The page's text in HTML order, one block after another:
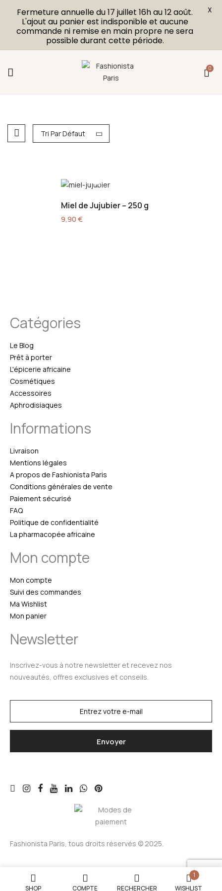
0
SHOP COMPTE RECHERCHER
1
WISHLIST
Tri Par Défaut
Miel de Jujubier – 250 g
9,90€
Catégories
Le Blog
Prêt à porter
L'épicerie africaine
Cosmétiques
Accessoires
Aphrodisiaques
Informations
Livraison
Mentions légales
A propos de Fashionista Paris
Conditions générales de vente
Paiement sécurisé
FAQ
Politique de confidentialité
La pharmacopée africaine
Mon compte
Mon compte
Suivi des commandes
Ma Wishlist
Mon panier
Newsletter
Inscrivez-vous à notre newsletter et recevez nos
nouveautés, offres exclusives et conseils.
Fashionista Paris, tous droits réservés © 2025.
Fermeture annuelle du 17 juillet 16h au 12 août.
L'ajout au panier est indisponible et aucune
commande ni remise en main propre ne sera
possible durant cette période.
X